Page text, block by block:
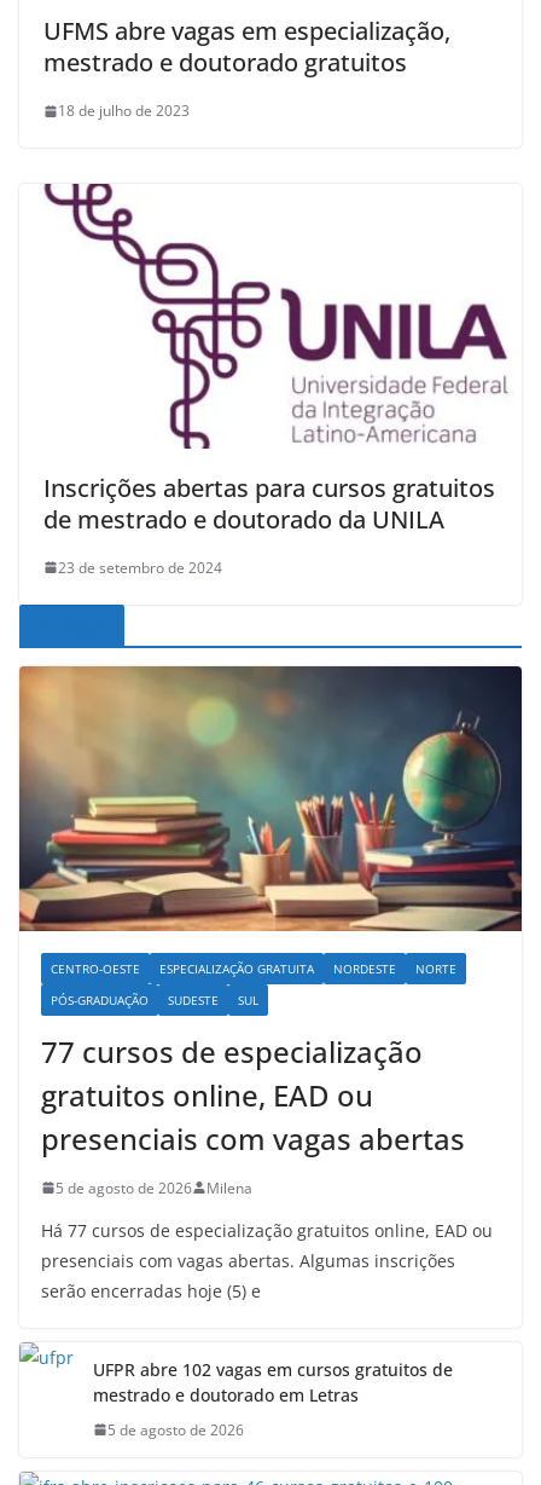
UFMS abre vagas em especialização,
mestrado e doutorado gratuitos
18 de julho de 2023
Inscrições abertas para cursos gratuitos
de mestrado e doutorado da UNILA
23 de setembro de 2024
CENTRO-OESTE ESPECIALIZAÇÃO GRATUITA NORDESTE
NORTE
PÓS-GRADUAÇÃO
SUDESTE SUL
77 cursos de especialização
gratuitos online, EAD ou
presenciais com vagas abertas
5 de agosto de 2026 Milena
Há 77 cursos de especialização gratuitos online, EAD ou
presenciais com vagas abertas. Algumas inscrições
serão encerradas hoje (5) e
UFPR abre 102 vagas em cursos gratuitos de
mestrado e doutorado em Letras
5 de agosto de 2026